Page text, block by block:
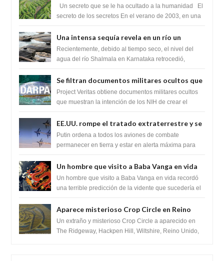
cambiaría por completo el destino de la
humanidad
Un secreto que se le ha ocultado a la humanidad El
secreto de los secretos En el verano de 2003, en una
Una intensa sequía revela en un río un
impresionante hallazgo de miles de Shiva
Lingas
Recientemente, debido al tiempo seco, el nivel del
agua del río Shalmala en Karnataka retrocedió,
Se filtran documentos militares ocultos que
muestran la intención de los NIH de crear el
SARS-CoV-2, utilizando la investigación de
Project Veritas obtiene documentos militares ocultos
que muestran la intención de los NIH de crear el
EE.UU. rompe el tratado extraterrestre y se
prepara para destruir el misterioso satélite
"Caballero Negro"
Putin ordena a todos los aviones de combate
permanecer en tierra y estar en alerta máxima para
Un hombre que visito a Baba Vanga en vida
recordó la terrible predicción de la vidente
para febrero de 2022.
Un hombre que visito a Baba Vanga en vida recordó
una terrible predicción de la vidente que sucedería el
Aparece misterioso Crop Circle en Reino
Unido 23 de junio 2016
Un extraño y misterioso Crop Circle a aparecido en
The Ridgeway, Hackpen Hill, Wiltshire, Reino Unido,